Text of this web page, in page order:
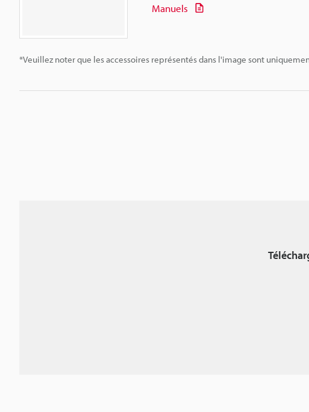
*Veuillez noter que les accessoires représentés dans l'image sont
Manuels